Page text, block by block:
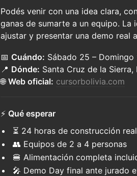
Podés venir con una idea clara,
ganas de sumarte a un equipo. La
ajustar y presentar una demo real
📅 Cuándo: Sábado 25 –
📍 Dónde: Santa Cruz de la Sierra,
🌐 Web oficial: cursorbolivia.com
⚡ Qué esperar
⏳ 24 horas de construcción
👥 Equipos de 2 a 4 personas
🍔 Alimentación completa
🎤 Demo Day final ante jurado